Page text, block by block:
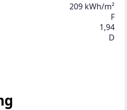
209 kWh/m²
F
1,94
D